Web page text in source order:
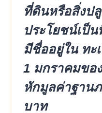
ที่ดินหรือสิ่งป
ประโยชน์เป็
มีชื่ออยู่ใน ทะ
1 มกราคมขอ
หักมูลค่าฐาน
บาท